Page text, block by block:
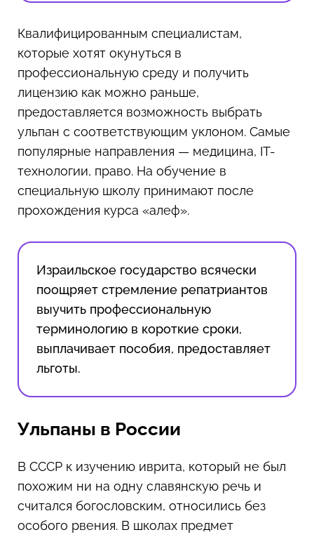
Квалифицированным специалистам,
которые хотят окунуться в
профессиональную среду и получить
лицензию как можно раньше,
предоставляется возможность выбрать
ульпан с соответствующим уклоном. Самые
популярные направления — медицина, IT-
технологии, право. На обучение в
специальную школу принимают после
прохождения курса «алеф».
Израильское государство всячески
поощряет стремление репатриантов
выучить профессиональную
терминологию в короткие сроки,
выплачивает пособия, предоставляет
льготы.
Ульпаны в России
В СССР к изучению иврита, который не был
похожим ни на одну славянскую речь и
считался богословским, относились без
особого рвения. В школах предмет